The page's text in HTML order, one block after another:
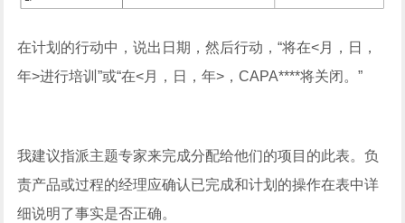
在计划的行动中，说出日期，然后行动，“将在<月，日，
年>进行培训”或“在<月，日，年>，CAPA****将关闭。”
我建议指派主题专家来完成分配给他们的项目的此表。负
责产品或过程的经理应确认已完成和计划的操作在表中详
细说明了事实是否正确。